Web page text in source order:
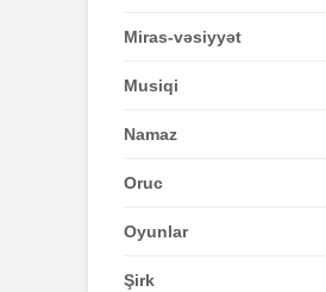
Miras-vəsiyyət
Musiqi
Namaz
Oruc
Oyunlar
Şirk